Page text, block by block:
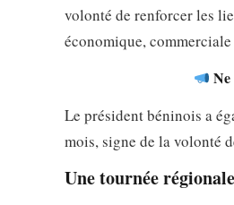
volonté de renforcer les
économique,
Le président béninois a
mois, signe de la volonté
Une tournée